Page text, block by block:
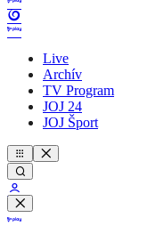
Live
Archív
TV Program
JOJ 24
JOJ Šport